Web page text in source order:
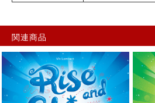
関連商品